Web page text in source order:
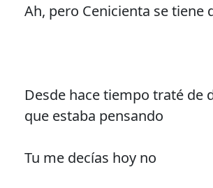
Ah, pero Cenicienta se tiene
Desde hace tiempo traté de
que estaba pensando
Tu me decías hoy no